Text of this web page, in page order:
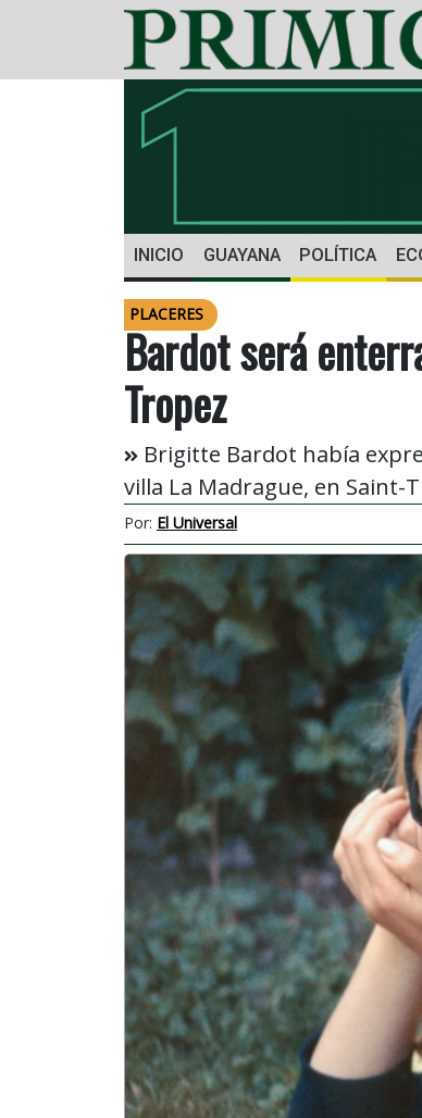
INICIO GUAYANA POLÍTICA
PLACERES
Bardot será
Tropez
Brigitte Bardot había
villa La Madrague, en Saint-
Por: El Universal